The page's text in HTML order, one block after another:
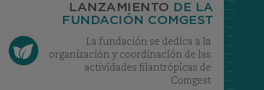
LANZAMIENTO DE LA
FUNDACIÓN COMGEST
La fundación se dedica a la
organización y coordinación de las
actividades filantrópicas de
Comgest